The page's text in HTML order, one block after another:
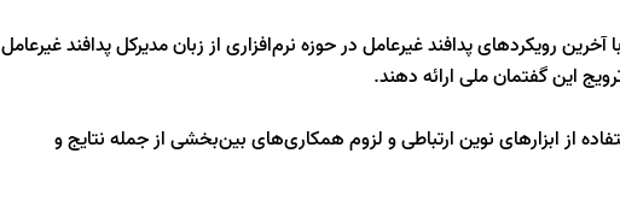
رویکردهای پدافند غیرعامل در حوزه نرم‌افزاری از زبان مدیرکل پدافند غیرعامل
این گفتمان ملی ارائه دهند.
از ابزارهای نوین ارتباطی و لزوم همکاری‌های بین‌بخشی از جمله نتایج و